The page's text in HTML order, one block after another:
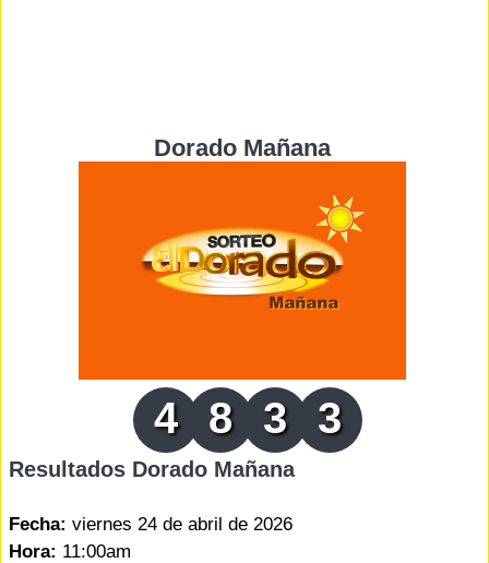
Dorado Mañana
4 8 3 3
Resultados Dorado Mañana
Fecha: viernes 24 de abril de 2026
Hora: 11:00am